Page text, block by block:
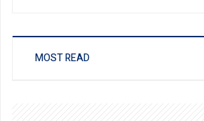
MOST READ